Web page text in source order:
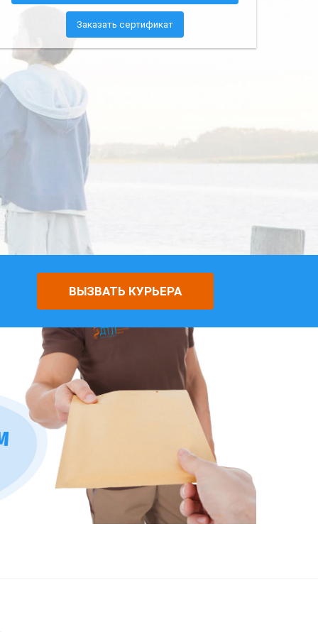
Заказать сертификат
ВЫЗВАТЬ КУРЬЕРА